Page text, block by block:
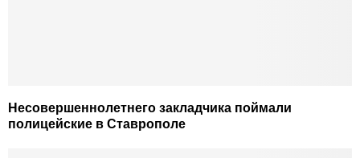
Несовершеннолетнего закладчика поймали
полицейские в Ставрополе